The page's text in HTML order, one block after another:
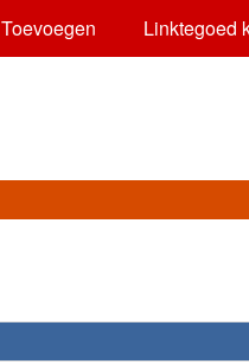
Toevoegen Linktegoed